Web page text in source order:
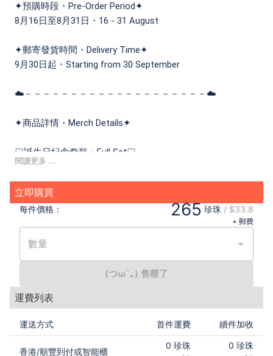
✦預購時段・Pre-Order Period✦
8月16日至8月31日・16 - 31 August
✦郵寄發貨時間・Delivery Time✦
9月30日起・Starting from 30 September
☁️－－－－－－－－－－－－－－－－－－－－☁️
✦商品詳情・Merch Details✦
♡誕生日紀念套裝・Full Set♡
套裝包括：親簽色紙、A6 明信片、貼紙4款及特典
特典：電子圖檔
A full set included:
Shikishi w/ handwritten autograph
A6 Postcard w/ handwritten autograph & message
Bonus: Illustration PSD File
☁️－－－－－－－－－－－－－－－－－－－－☁️
如需郵寄到海外，請直接在Twitter聯絡本人查詢郵寄費用。
For Overseas purchases, please contact me on Twitter for
立即購買
每件價格： 265 珍珠 / $33.8
+ 郵費
數量
(つω`｡) 售罄了
運費列表
運送方式 首件運費 續件加收
香港/順豐到付或智能櫃
0 珍珠 0 珍珠